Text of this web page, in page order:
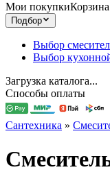
Мои покупки
Подбор
Выбор
Выбор
Загрузка каталога...
Способы оплаты
Сантехника »